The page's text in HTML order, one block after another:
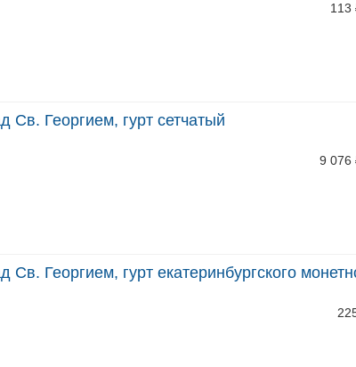
113
Св. Георгием, гурт сетчатый
9 076
Св. Георгием, гурт екатеринбургского